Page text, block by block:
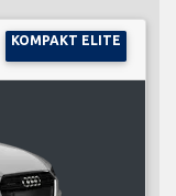
KOMPAKT ELITE